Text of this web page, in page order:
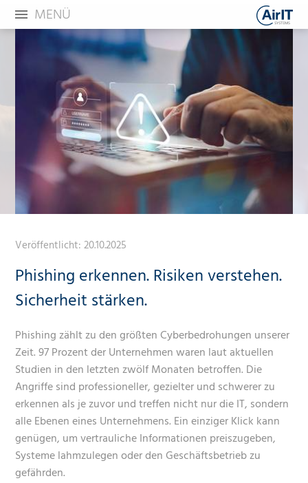
MENÜ
Veröffentlicht:20.10.2025
Phishing erkennen. Risiken verstehen.
Sicherheit stärken.
Phishing zählt zu den größten Cyberbedrohungen unserer
Zeit. 97 Prozent der Unternehmen waren laut aktuellen
Studien in den letzten zwölf Monaten betroffen. Die
Angriffe sind professioneller, gezielter und schwerer zu
erkennen als je zuvor und treffen nicht nur die IT, sondern
alle Ebenen eines Unternehmens. Ein einziger Klick kann
genügen, um vertrauliche Informationen preiszugeben,
Systeme lahmzulegen oder den Geschäftsbetrieb zu
gefährden.